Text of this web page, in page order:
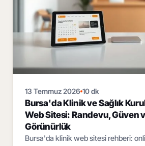
13 Temmuz 2026 10 dk
Bursa'da Klinik ve Sağlık
Web Sitesi: Randevu, Güven
Görünürlük
Bursa'da klinik web sitesi rehberi: